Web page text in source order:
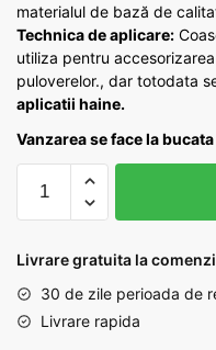
materialul de bază de
Technica de aplicare:
utiliza pentru
puloverelor., dar totodata
aplicatii haine.
Vanzarea se face la bucata
Guler
cu
cod
157
Livrare gratuita la
30 de zile perioada de
Livrare rapida